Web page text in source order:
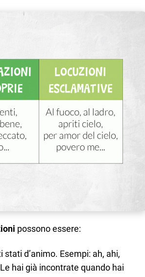
possono essere:
d’animo. Esempi: ah, ahi,
hai già incontrate quando hai